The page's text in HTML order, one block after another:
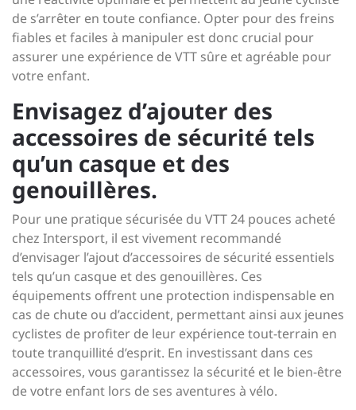
de s’arrêter en toute confiance. Opter pour des freins
fiables et faciles à manipuler est donc crucial pour
assurer une expérience de VTT sûre et agréable pour
votre enfant.
Envisagez d’ajouter des
accessoires de sécurité tels
qu’un casque et des
genouillères.
Pour une pratique sécurisée du VTT 24 pouces acheté
chez Intersport, il est vivement recommandé
d’envisager l’ajout d’accessoires de sécurité essentiels
tels qu’un casque et des genouillères. Ces
équipements offrent une protection indispensable en
cas de chute ou d’accident, permettant ainsi aux jeunes
cyclistes de profiter de leur expérience tout-terrain en
toute tranquillité d’esprit. En investissant dans ces
accessoires, vous garantissez la sécurité et le bien-être
de votre enfant lors de ses aventures à vélo.